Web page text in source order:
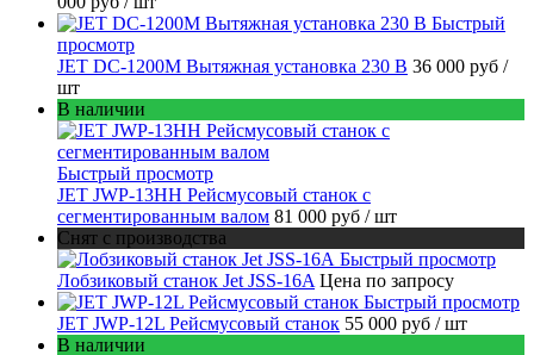
Быстрый
просмотр
JET DC-1200M Вытяжная установка 230 В 36 000 руб /
шт
В наличии
Быстрый просмотр
JET JWP-13HH Рейсмусовый станок с
сегментированным валом 81 000 руб / шт
Снят с производства
Быстрый просмотр
Лобзиковый станок Jet JSS-16A Цена по запросу
Быстрый просмотр
JET JWP-12L Рейсмусовый станок 55 000 руб / шт
В наличии